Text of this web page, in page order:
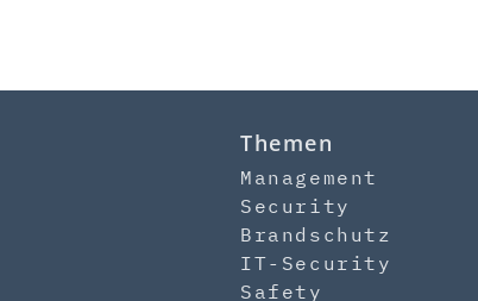
Themen
Management
Security
Brandschutz
IT-Security
Safety